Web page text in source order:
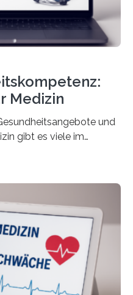
Medizin
und
gibt es viele im
abgesicherten Inhalten?
Universität Dresden
an Patientinnen
medizinisches
bietet sie
um deren
zu steigern. MiHUBx ist